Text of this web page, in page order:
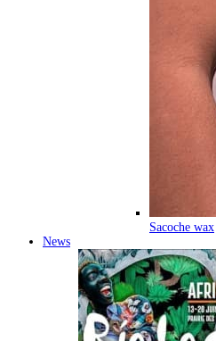
Sacoche wax
News